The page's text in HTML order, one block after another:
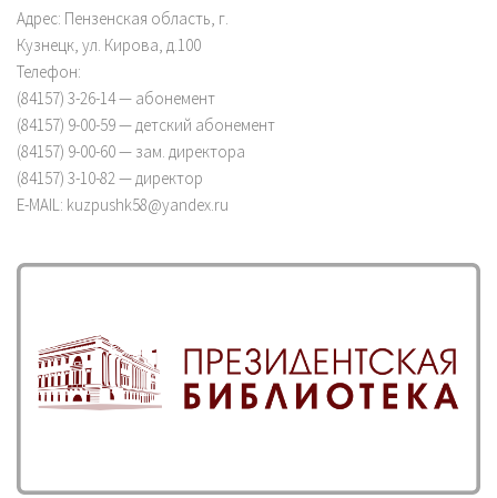
Смирнова, З. В труде и в боях [Текст] : об
Отечественной войны П.М. Загарине,
Адрес: Пензенская область, г.
Кузнецк, ул. Кирова, д.100
Телефон:
(84157) 3-26-14 — абонемент
(84157) 9-00-59 — детский абонемент
(84157) 9-00-60 — зам. директора
(84157) 3-10-82 — директор
E-MAIL: kuzpushk58@yandex.ru